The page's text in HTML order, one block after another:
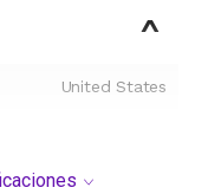
United States